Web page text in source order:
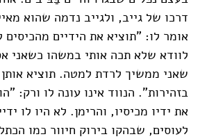
דרכו של גייב, ולגייב נדמה שהוא
אומר לו: "תוציא את הידיים מהכיסים
לוודא שלא תכה אותי במשהו כשאני
שאני ממשיך לרדת למטה. תוציא
בזהירות". הנווד אינו עונה לו ורק:
את ידיו מכיסיו, והרימן. לא היו לו
לעוסים, שבהקו בירוק חיוור כמו